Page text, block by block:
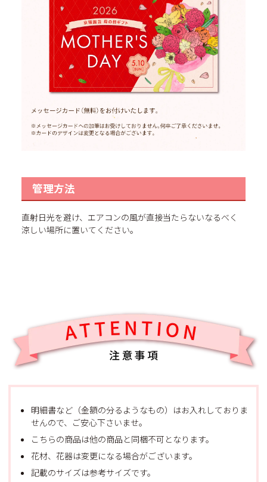
管理方法
直射日光を避け、エアコンの風が直接当たらないなるべく
涼しい場所に置いてください。
明細書など（金額の分るようなもの）はお入れしておりま
せんので、ご安心下さいませ。
こちらの商品は他の商品と同梱不可となります。
花材、花器は変更になる場合がございます。
記載のサイズは参考サイズです。